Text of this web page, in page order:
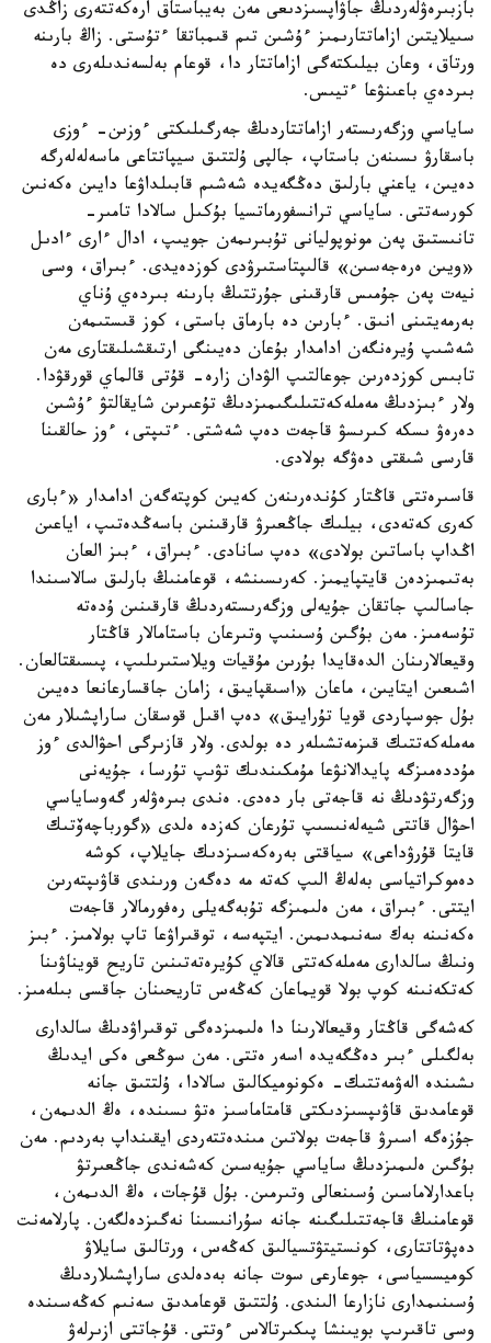
بازبىرەۋلەردىڭ جاۋاپسىزدىعى مەن بەيباستاق ارەكەتتەرى زاڭدى
سىيلايتىن ازاماتتارىمىز ءۇشىن تىم قىمباتقا ءتۇستى. زاڭ بارىنە
ورتاق، وعان بيلىكتەگى ازاماتتار دا، قوعام بەلسەندىلەرى دە
بىردەي باعىنۋعا ءتيىس.
ساياسي وزگەرىستەر ازاماتتاردىڭ جەرگىلىكتى ءوزىن- ءوزى
باسقارۋ ىسىنەن باستاپ، جالپى ۇلتتىق سيپاتتاعى ماسەلەلەرگە
دەيىن، ياعني بارلىق دەڭگەيدە شەشىم قابىلداۋعا دايىن ەكەنىن
كورسەتتى. ساياسي ترانسفورماتسيا بۇكىل سالادا تامىر-
تانىستىق پەن مونوپوليانى تۇبىرىمەن جويىپ، ادال ءارى ءادىل
«ويىن ەرەجەسىن» قالىپتاستىرۋدى كوزدەيدى. ءبىراق، وسى
نيەت پەن جۇمىس قارقىنى جۇرتتىڭ بارىنە بىردەي ۇناي
بەرمەيتىنى انىق. ءبارىن دە بارماق باستى، كوز قىستىمەن
شەشىپ ۇيرەنگەن ادامدار بۇعان دەيىنگى ارتىقشىلىقتارى مەن
تابىس كوزدەرىن جوعالتىپ الۋدان زارە- قۇتى قالماي قورقۋدا.
ولار ءبىزدىڭ مەملەكەتتىلىگىمىزدىڭ تۇعىرىن شايقالتۋ ءۇشىن
دەرەۋ ىسكە كىرىسۋ قاجەت دەپ شەشتى. ءتىپتى، ءوز حالقىنا
قارسى شىقتى دەۋگە بولادى.
قاسىرەتتى قاڭتار كۇندەرىنەن كەيىن كوپتەگەن ادامدار «ءبارى
كەرى كەتەدى، بيلىك جاڭعىرۋ قارقىنىن باسەڭدەتىپ، اياعىن
اڭداپ باساتىن بولادى» دەپ سانادى. ءبىراق، ءبىز العان
بەتىمىزدەن قايتپايمىز. كەرىسىنشە، قوعامنىڭ بارلىق سالاسىندا
جاسالىپ جاتقان جۇيەلى وزگەرىستەردىڭ قارقىنىن ۇدەتە
تۇسەمىز. مەن بۇگىن ۇسىنىپ وتىرعان باستامالار قاڭتار
وقيعالارىنان الدەقايدا بۇرىن مۇقيات ويلاستىرىلىپ، پىسىقتالعان.
اشىعىن ايتايىن، ماعان «اسىقپايىق، زامان جاقسارعانعا دەيىن
بۇل جوسپاردى قويا تۇرايىق» دەپ اقىل قوسقان ساراپشىلار مەن
مەملەكەتتىك قىزمەتشىلەر دە بولدى. ولار قازىرگى احۋالدى ءوز
مۇددەمىزگە پايدالانۋعا مۇمكىندىك تۋىپ تۇرسا، جۇيەنى
وزگەرتۋدىڭ نە قاجەتى بار دەدى. ەندى بىرەۋلەر گەوساياسي
احۋال قاتتى شيەلەنىسىپ تۇرعان كەزدە ەلدى «گورباچەۆتىك
قايتا قۇرۋداعى» سياقتى بەرەكەسىزدىك جايلاپ، كوشە
دەموكراتياسى بەلەڭ الىپ كەتە مە دەگەن ورىندى قاۋىپتەرىن
ايتتى. ءبىراق، مەن ەلىمىزگە تۇبەگەيلى رەفورمالار قاجەت
ەكەنىنە بەك سەنىمدىمىن. ايتپەسە، توقىراۋعا تاپ بولامىز. ءبىز
ونىڭ سالدارى مەملەكەتتى قالاي كۇيرەتەتىنىن تاريح قويناۋىنا
كەتكەنىنە كوپ بولا قويماعان كەڭەس تاريحىنان جاقسى بىلەمىز.
كەشەگى قاڭتار وقيعالارىنا دا ەلىمىزدەگى توقىراۋدىڭ سالدارى
بەلگىلى ءبىر دەڭگەيدە اسەر ەتتى. مەن سوڭعى ەكى ايدىڭ
ىشىندە الەۋمەتتىك- ەكونوميكالىق سالادا، ۇلتتىق جانە
قوعامدىق قاۋىپسىزدىكتى قامتاماسىز ەتۋ ىسىندە، ەڭ الدىمەن،
جۇزەگە اسىرۋ قاجەت بولاتىن مىندەتتەردى ايقىنداپ بەردىم. مەن
بۇگىن ەلىمىزدىڭ ساياسي جۇيەسىن كەشەندى جاڭعىرتۋ
باعدارلاماسىن ۇسىنعالى وتىرمىن. بۇل قۇجات، ەڭ الدىمەن،
قوعامنىڭ قاجەتتىلىگىنە جانە سۇرانىسىنا نەگىزدەلگەن. پارلامەنت
دەپۋتاتتارى، كونستيتۋتسيالىق كەڭەس، ورتالىق سايلاۋ
كوميسسياسى، جوعارعى سوت جانە بەدەلدى ساراپشىلاردىڭ
ۇسىنىمدارى نازارعا الىندى. ۇلتتىق قوعامدىق سەنىم كەڭەسىندە
وسى تاقىرىپ بويىنشا پىكىرتالاس ءوتتى. قۇجاتتى ازىرلەۋ